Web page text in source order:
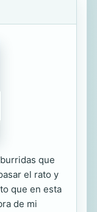
que
el rato y
que en esta
de mi